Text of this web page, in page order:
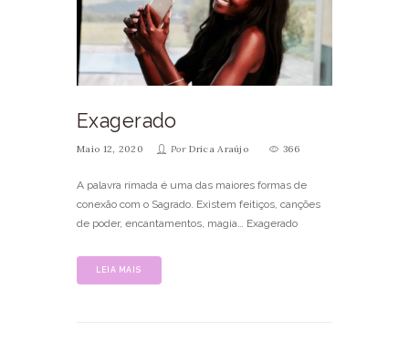
Exagerado
Maio 12, 2020 PorDrica Araújo 366
A palavra rimada é uma das maiores formas de
conexão com o Sagrado. Existem feitiços, canções
de poder, encantamentos, magia… Exagerado
LEIA MAIS